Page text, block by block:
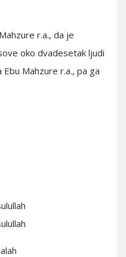
r.a., da je
oko dvadesetak ljudi
Mahzure r.a., pa ga